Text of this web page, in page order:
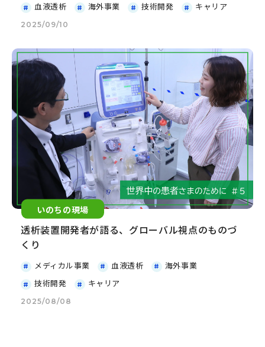
血液透析
海外事業 技術開発 キャリア
2025/09/10
いのちの現場
透析装置開発者が語る、グローバル視点のものづ
くり
メディカル事業 血液透析
海外事業
技術開発
キャリア
2025/08/08